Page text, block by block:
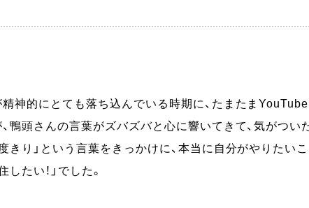
神的にとても落ち込んでいる時期に、たまたま
鴨頭さんの言葉がズバズバと心に響いてきて、気がつい
きり」という言葉をきっかけに、本当に自分がやりたい
たい！」でした。